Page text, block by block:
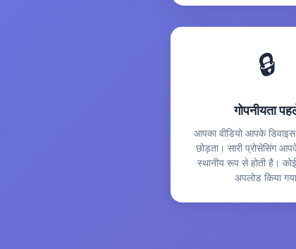
🔒
गोपनीयता
आपका वीडियो आपके
छोड़ता। सारी प्रोसेसिंग
स्थानीय रूप से होती है।
अपलोड किया